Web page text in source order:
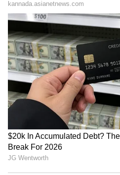
Toyota ಸಬ್ ಕಾಂಪಾಕ್ಟ್
ಪಂಚ್‌ಗೆ ಠಕ್ಕರ್